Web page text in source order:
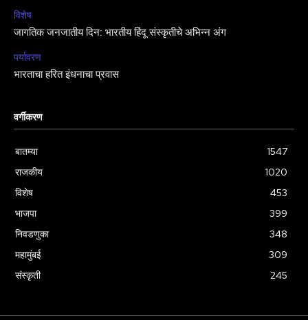
विशेष
जागतिक जनजातीय दिन: भारतीय हिंदू संस्कृतीचे अभिन्न अंग
पर्यावरण
भारताचा हरित इंधनाचा प्रवास
वर्गीकरण
बातम्या
1547
राजकीय
1020
विशेष
453
भाजपा
399
निवडणुका
348
महामुंबई
309
संस्कृती
245